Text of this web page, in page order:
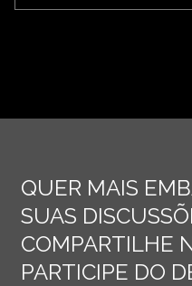
QUER MAIS
SUAS
COMPARTILHE
PARTICIPE DO